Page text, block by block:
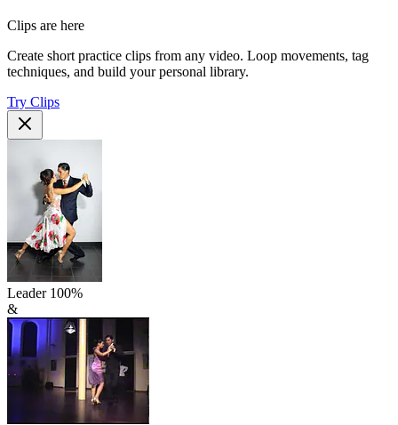
Clips are here
Create short practice clips from any video. Loop movements, tag
techniques, and build your personal library.
Try Clips
Leader 100%
&